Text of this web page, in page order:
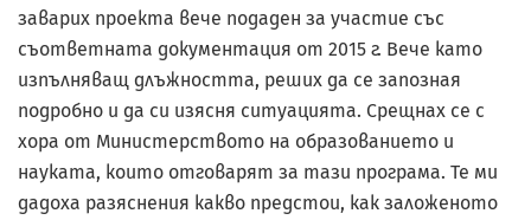
заварих проекта вече подаден за участие със
съответната документация от 2015 г. Вече като
изпълняващ длъжността, реших да се запозная
подробно и да си изясня ситуацията. Срещнах се с
хора от Министерството на образованието и
науката, които отговарят за тази програма. Те ми
дадоха разяснения какво предстои, как заложеното